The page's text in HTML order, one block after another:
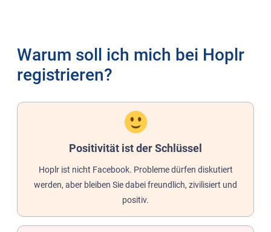
Warum soll ich mich bei Hoplr
registrieren?
Positivität ist der Schlüssel
Hoplr ist nicht Facebook. Probleme dürfen diskutiert
werden, aber bleiben Sie dabei freundlich, zivilisiert und
positiv.